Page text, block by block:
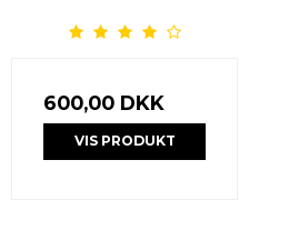
600,00 DKK
VIS PRODUKT